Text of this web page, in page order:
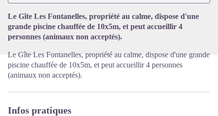
Le Gîte Les Fontanelles, propriété au calme, dispose d'une
grande piscine chauffée de 10x5m, et peut accueillir 4
personnes (animaux non acceptés).
Le Gîte Les Fontanelles, propriété au calme, dispose d'une grande
piscine chauffée de 10x5m, et peut accueillir 4 personnes
(animaux non acceptés).
Infos pratiques